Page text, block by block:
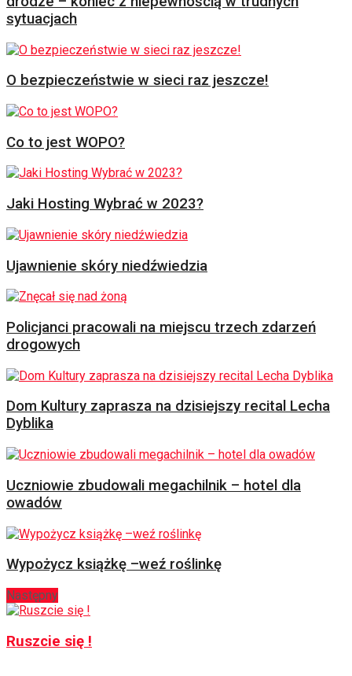
sytuacjach
O bezpieczeństwie w sieci raz jeszcze!
Co to jest WOPO?
Jaki Hosting Wybrać w 2023?
Ujawnienie skóry niedźwiedzia
Policjanci pracowali na miejscu trzech zdarzeń
drogowych
Dom Kultury zaprasza na dzisiejszy recital Lecha
Dyblika
Uczniowie zbudowali megachilnik – hotel dla
owadów
Wypożycz książkę –weź roślinkę
Następny
Ruszcie się !